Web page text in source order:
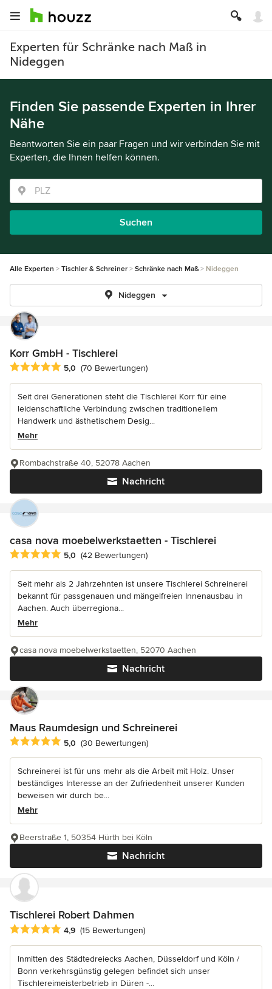
Experten für Schränke nach Maß in
Nideggen
Finden Sie passende Experten in Ihrer
Nähe
Beantworten Sie ein paar Fragen und wir verbinden Sie mit
Experten, die Ihnen helfen können.
Suchen
Alle Experten Tischler & Schreiner Schränke nach Maß Nideggen
Nideggen
Korr GmbH - Tischlerei
Durchschnittliche Bewertung: 5 von 5 Sternen
5,0 (70 Bewertungen)
Seit drei Generationen steht die Tischlerei Korr für eine
leidenschaftliche Verbindung zwischen traditionellem
Handwerk und ästhetischem Desig...
Mehr
Nachricht
Rombachstraße 40, 52078 Aachen
casa nova moebelwerkstaetten - Tischlerei
Durchschnittliche Bewertung: 5 von 5 Sternen
5,0 (42 Bewertungen)
Seit mehr als 2 Jahrzehnten ist unsere Tischlerei Schreinerei
bekannt für passgenauen und mängelfreien Innenausbau in
Aachen. Auch überregiona...
Mehr
Nachricht
casa nova moebelwerkstaetten, 52070 Aachen
Maus Raumdesign und Schreinerei
Durchschnittliche Bewertung: 5 von 5 Sternen
5,0 (30 Bewertungen)
Schreinerei ist für uns mehr als die Arbeit mit Holz. Unser
beständiges Interesse an der Zufriedenheit unserer Kunden
beweisen wir durch be...
Mehr
Nachricht
Beerstraße 1, 50354 Hürth bei Köln
Tischlerei Robert Dahmen
Durchschnittliche Bewertung: 4.9 von 5 Sternen
4,9 (15 Bewertungen)
Inmitten des Städtedreiecks Aachen, Düsseldorf und Köln /
Bonn verkehrsgünstig gelegen befindet sich unser
Tischlereimeisterbetrieb in Düren -...